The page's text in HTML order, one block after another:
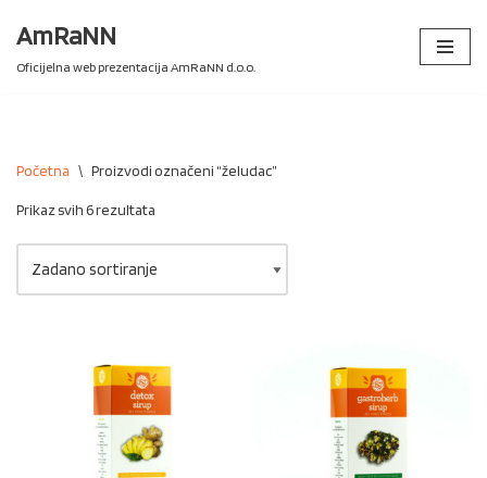
Skip
AmRaNN
Oficijelna web prezentacija AmRaNN d.o.o.
Početna \ Proizvodi označeni “želudac”
Prikaz svih 6 rezultata